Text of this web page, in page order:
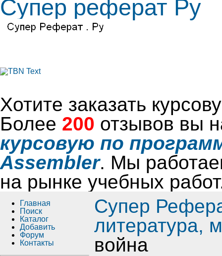
Супер реферат Ру
Хотите заказать
Более 200 отзывов вы
курсовую по
Assembler. Мы
на рынке учебных
Супер
литература,
война
Главная
Поиск
Каталог
Добавить
Форум
Контакты